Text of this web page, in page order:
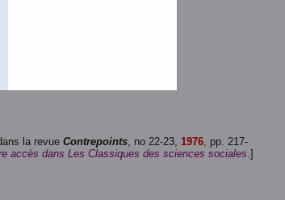
la revue Contrepoints, no 22-23, 1976, pp. 217-
accès dans Les Classiques des sciences sociales.]